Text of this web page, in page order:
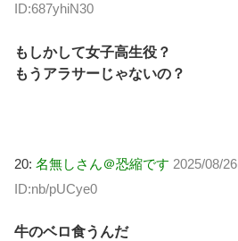
ID:687yhiN30
もしかして女子高生役？
もうアラサーじゃないの？
20: 名無しさん＠恐縮です 2025/08/
ID:nb/pUCye0
牛のベロ食うんだ